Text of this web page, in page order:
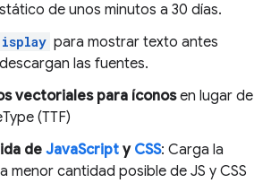
de unos minutos a 30 días.
para mostrar texto antes
las fuentes.
vectoriales para íconosen lugar de
(TTF)
deJavaScript y CSS: Carga la
menor cantidad posible de JS y CSS